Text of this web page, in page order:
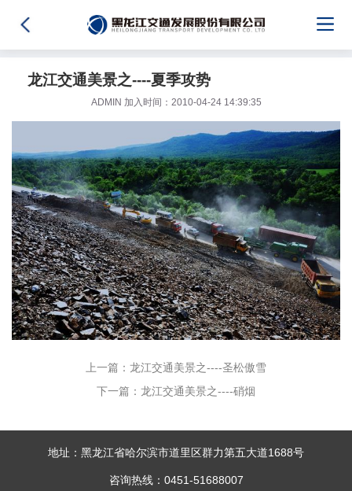
龙江交通美景之----夏季攻势
ADMIN 加入时间：2010-04-24 14:39:35
上一篇：龙江交通美景之----圣松傲雪
下一篇：龙江交通美景之----硝烟
地址：黑龙江省哈尔滨市道里区群力第五大道1688号
咨询热线：0451-51688007